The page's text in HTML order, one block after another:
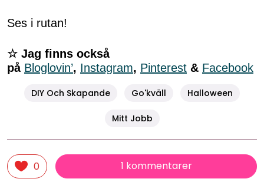
Ses i rutan!
☆ Jag finns också
på Bloglovin’, Instagram, Pinterest & Facebook
DIY Och Skapande Go'kväll Halloween
Mitt Jobb
0 1 kommentarer